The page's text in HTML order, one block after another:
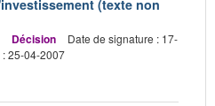
(texte non
Décision
Date de signature : 17-
25-04-2007